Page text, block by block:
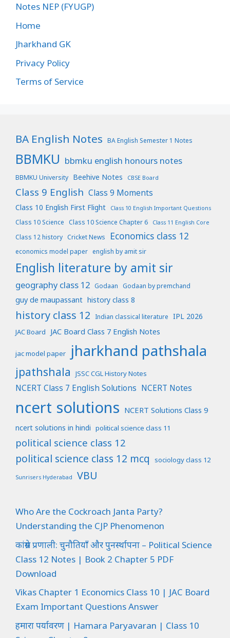
Notes NEP (FYUGP)
Home
Jharkhand GK
Privacy Policy
Terms of Service
BA English Notes BA English Semester 1 Notes
BBMKU bbmku english honours notes
BBMKU University Beehive Notes CBSE Board
Class 9 English Class 9 Moments
Class 10 English First Flight Class 10 English Important Questions
Class 10 Science Class 10 Science Chapter 6 Class 11 English Core
Class 12 history Cricket News Economics class 12
economics model paper english by amit sir
English literature by amit sir
geography class 12 Godaan Godaan by premchand
guy de maupassant history class 8
history class 12 Indian classical literature IPL 2026
JAC Board JAC Board Class 7 English Notes
jac model paper jharkhand pathshala
jpathshala JSSC CGL History Notes
NCERT Class 7 English Solutions NCERT Notes
ncert solutions NCERT Solutions Class 9
ncert solutions in hindi political science class 11
political science class 12
political science class 12 mcq sociology class 12
Sunrisers Hyderabad VBU
Who Are the Cockroach Janta Party?
Understanding the CJP Phenomenon
कांग्रेस प्रणाली: चुनौतियाँ और पुनर्स्थापना – Political Science
Class 12 Notes | Book 2 Chapter 5 PDF
Download
Vikas Chapter 1 Economics Class 10 | JAC Board
Exam Important Questions Answer
हमारा पर्यावरण | Hamara Paryavaran | Class 10